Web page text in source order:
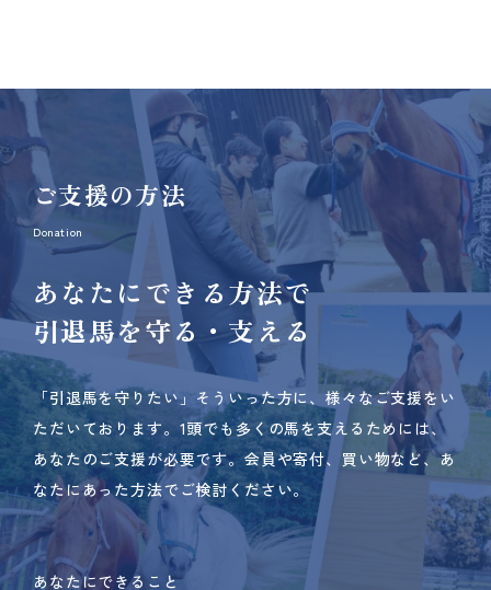
ご支援の方法
Donation
あなたにできる方法で
引退馬を守る・支える
「引退馬を守りたい」そういった方に、様々なご支援をい
ただいております。 1頭でも多くの馬を支えるためには、
あなたのご支援が必要です。 会員や寄付、買い物など、あ
なたにあった方法でご検討ください。
あなたにできること